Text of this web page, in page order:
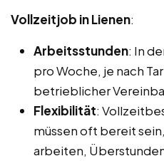
Vollzeitjob in Lienen:
Arbeitsstunden: In
pro Woche, je nach
betrieblicher
Flexibilität:
müssen oft bereit
arbeiten,